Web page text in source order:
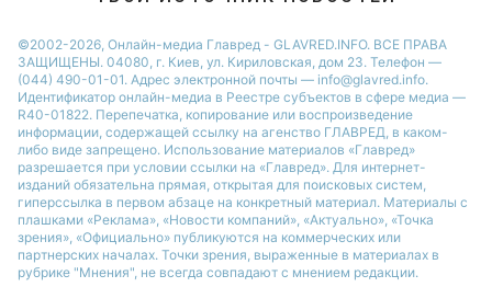
©2002-2026, Онлайн-медиа Главред - GLAVRED.INFO. ВСЕ ПРАВА
ЗАЩИЩЕНЫ. 04080, г. Киев, ул. Кириловская, дом 23. Телефон —
(044) 490-01-01. Адрес электронной почты — info@glavred.info.
Идентификатор онлайн-медиа в Реестре cубъектов в сфере медиа —
R40-01822. Перепечатка, копирование или воспроизведение
информации, содержащей ссылку на агенство ГЛАВРЕД, в каком-
либо виде запрещено. Использование материалов «Главред»
разрешается при условии ссылки на «Главред». Для интернет-
изданий обязательна прямая, открытая для поисковых систем,
гиперссылка в первом абзаце на конкретный материал. Материалы с
плашками «Реклама», «Новости компаний», «Актуально», «Точка
зрения», «Официально» публикуются на коммерческих или
партнерских началах. Точки зрения, выраженные в материалах в
рубрике "Мнения", не всегда совпадают с мнением редакции.